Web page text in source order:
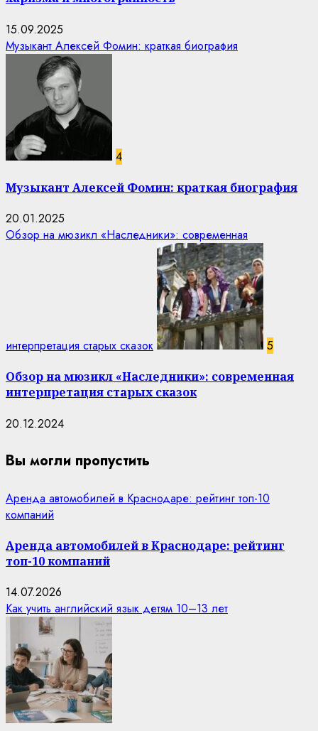
15.09.2025
Музыкант Алексей Фомин: краткая биография
4
Музыкант Алексей Фомин: краткая биография
20.01.2025
Обзор на мюзикл «Наследники»: современная
интерпретация старых сказок 5
Обзор на мюзикл «Наследники»: современная
интерпретация старых сказок
20.12.2024
Вы могли пропустить
Аренда автомобилей в Краснодаре: рейтинг топ-10
компаний
Аренда автомобилей в Краснодаре: рейтинг
топ-10 компаний
14.07.2026
Как учить английский язык детям 10–13 лет